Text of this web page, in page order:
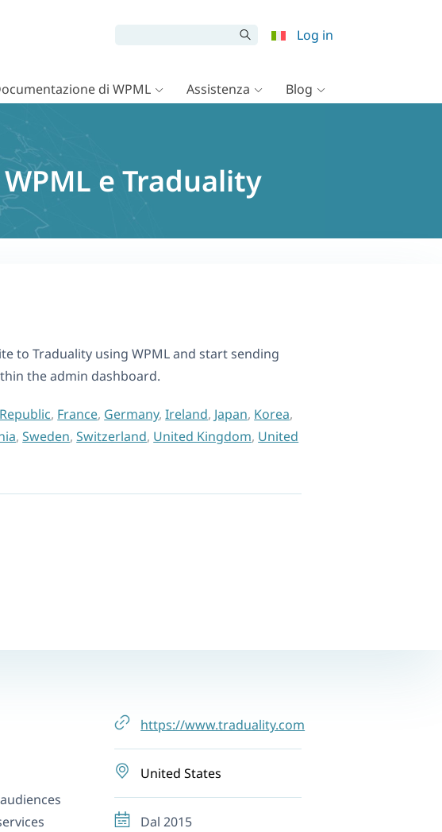
Log in
di WPML Assistenza Blog
e Traduality
to Traduality using WPML and start sending
the admin dashboard.
, France, Germany,Ireland, Japan, Korea,
,Sweden,Switzerland, United Kingdom, United
https://www.traduality.com
United States
Dal 2015